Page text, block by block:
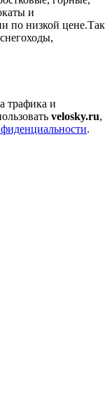
и
по низкой цене.Так
трафика и
velosky.ru,
.